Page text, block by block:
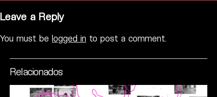
Leave a Reply
You must be logged in to post a comment.
Relacionados